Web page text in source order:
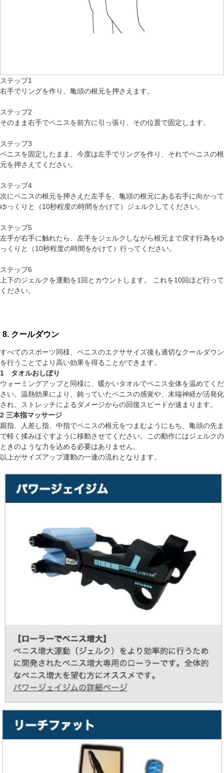
ステップ1
右手でリングを作り、亀頭の根元を押さえます。
ステップ2
そのまま右手でペニスを前方に引っ張り、その位置で固定します。
ステップ3
ペニスを固定したまま、今度は左手でリングを作り、それでペニスの根
元を押さえてください。
ステップ4
次にペニスの根元を押さえた左手を、亀頭の根元にある右手に向かって
ゆっくりと（10秒程度の時間をかけて）ジェルクしてください。
ステップ5
左手が右手に触れたら、左手をジェルクしながら根元まで戻す行為をゆ
っくりと（10秒程度の時間をかけて）行ってください。
ステップ6
上下のジェルクを運動を1回とカウントします。 これを10回ほど行って
ください。
8. クールダウン
すべてのスポーツ同様、ペニスのエクササイズ後も適切なクールダウン
を行うことでより高い効果を得ることができます。
1 タオルおしぼり
ウォーミングアップと同様に、暖かいタオルでペニス全体を温めてくだ
さい。温熱効果により、鈍っていたペニスの感覚や、末端神経が活発化
され、ストレッチによるダメージからの回復スピードが速まります。
2 三本指マッサージ
親指、人差し指、中指でペニスの根元をつまむようにもち、亀頭の先ま
で軽く揉みほぐすように移動させてください。この動作にはジェルクの
ときのような力を込める必要はありません。
以上がサイズアップ運動の一連の流れとなります。